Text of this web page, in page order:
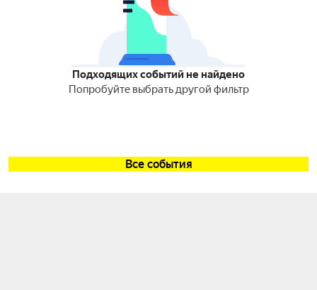
Подходящих событий не найдено
Попробуйте выбрать другой фильтр
Все события